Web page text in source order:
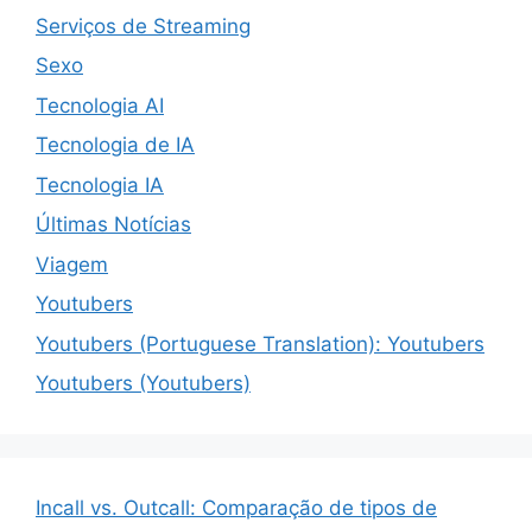
Serviços de Streaming
Sexo
Tecnologia AI
Tecnologia de IA
Tecnologia IA
Últimas Notícias
Viagem
Youtubers
Youtubers (Portuguese Translation): Youtubers
Youtubers (Youtubers)
Incall vs. Outcall: Comparação de tipos de